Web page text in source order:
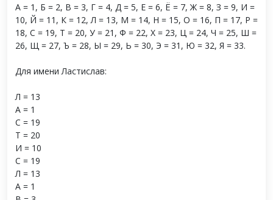
А = 1, Б = 2, В = 3, Г = 4, Д = 5, Е = 6, Ё = 7, Ж = 8, З = 9, И =
10, Й = 11, К = 12, Л = 13, М = 14, Н = 15, О = 16, П = 17, Р =
18, С = 19, Т = 20, У = 21, Ф = 22, Х = 23, Ц = 24, Ч = 25, Ш =
26, Щ = 27, Ъ = 28, Ы = 29, Ь = 30, Э = 31, Ю = 32, Я = 33.
Для имени Ластислав:
Л = 13
А = 1
С = 19
Т = 20
И = 10
С = 19
Л = 13
А = 1